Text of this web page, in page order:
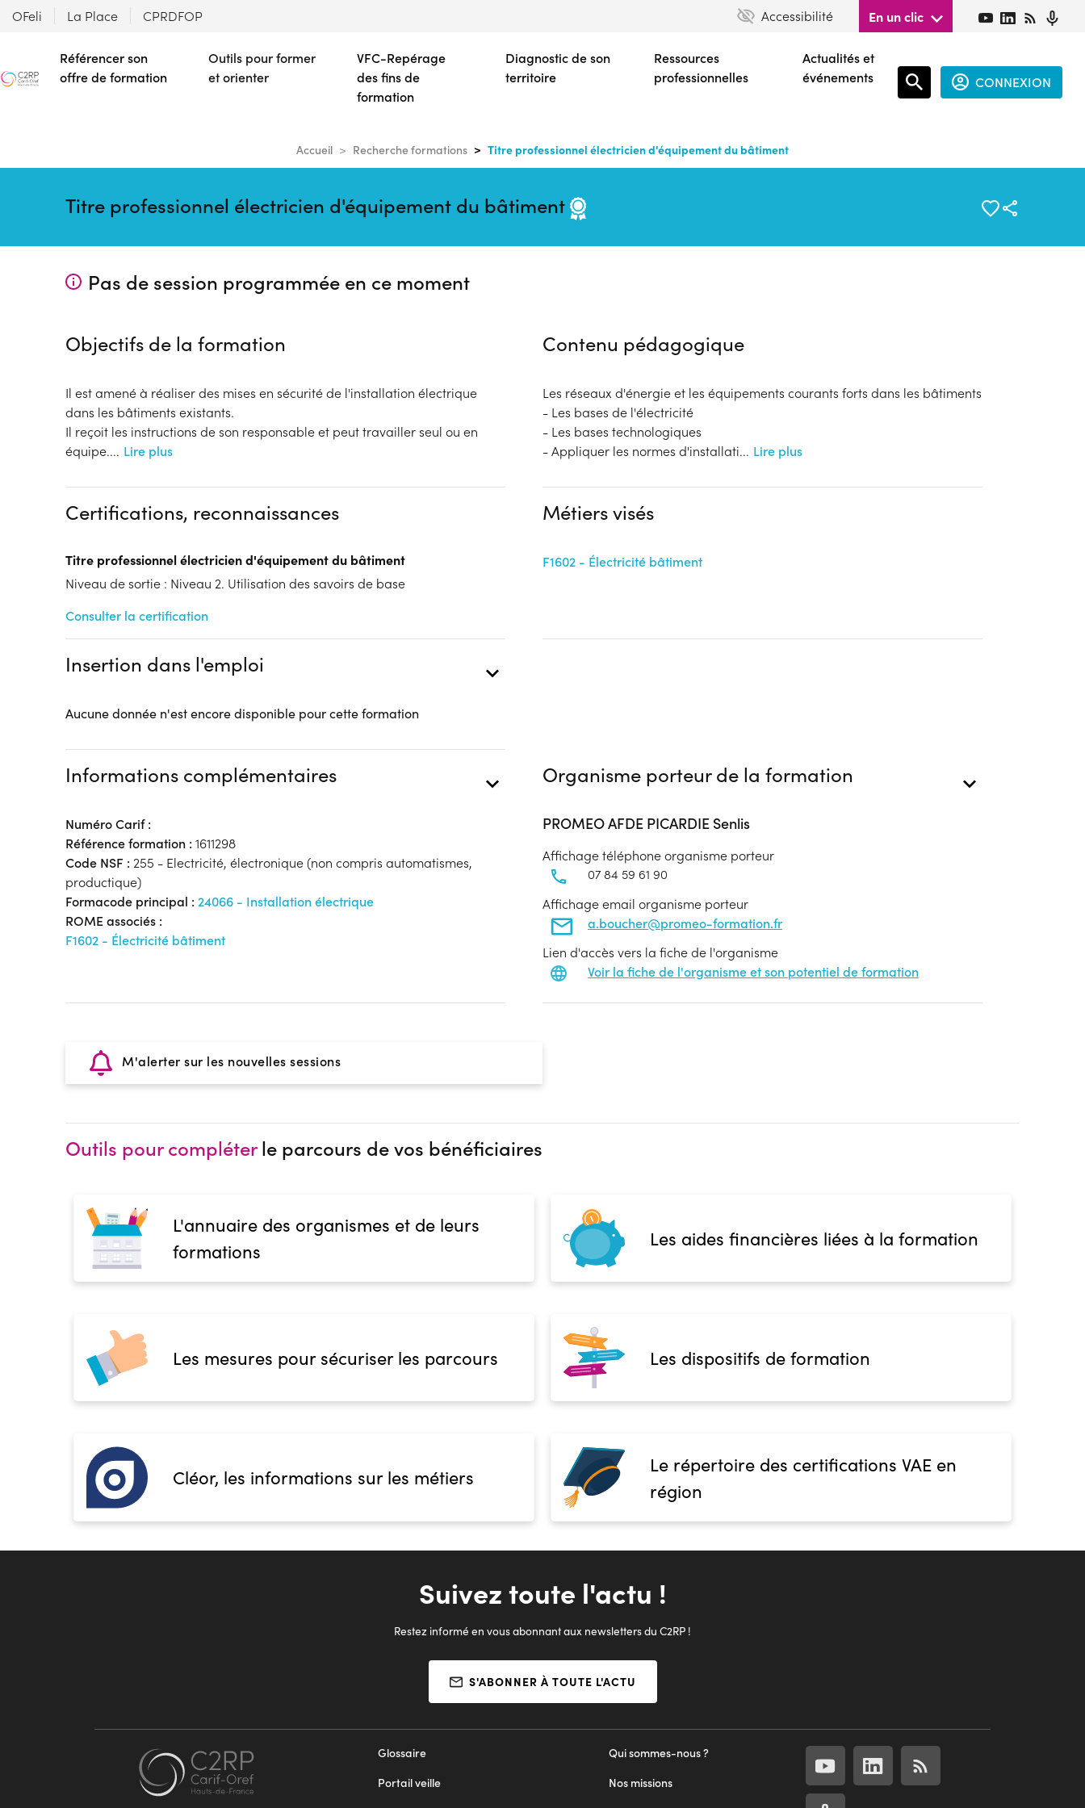
contenu
principal
OFeli La Place CPRDFOP Accessibilité En un clic
Référencer son
offre de formation
Outils pour former
et orienter
VFC-Repérage
des fins de
formation
Diagnostic de son
territoire
Ressources
professionnelles
Actualités et
événements
CONNEXION
Accueil Recherche formations Titre professionnel électricien d'équipement du bâtiment
Titre professionnel électricien d'équipement du bâtiment
Pas de session programmée en ce moment
Objectifs de la formation
Il est amené à réaliser des mises en sécurité de l'installation électrique
dans les bâtiments existants.
Il reçoit les instructions de son responsable et peut travailler seul ou en
équipe.... Lire plus
Contenu pédagogique
Les réseaux d'énergie et les équipements courants forts dans les bâtiments
- Les bases de l'électricité
- Les bases technologiques
- Appliquer les normes d'installati... Lire plus
Certifications, reconnaissances
Titre professionnel électricien d'équipement du bâtiment
Niveau de sortie : Niveau 2. Utilisation des savoirs de base
Consulter la certification
Métiers visés
F1602 - Électricité bâtiment
Insertion dans l'emploi
Aucune donnée n'est encore disponible pour cette formation
Informations complémentaires
Numéro Carif :
Référence formation : 1611298
Code NSF : 255 - Electricité, électronique (non compris automatismes,
productique)
Formacode principal : 24066 - Installation électrique
ROME associés :
F1602 - Électricité bâtiment
Organisme porteur de la formation
PROMEO AFDE PICARDIE Senlis
Affichage téléphone organisme porteur
07 84 59 61 90
Affichage email organisme porteur
a.boucher@promeo-formation.fr
Lien d'accès vers la fiche de l'organisme
Voir la fiche de l'organisme et son potentiel de formation
M'alerter sur les nouvelles sessions
Outils pour compléterle parcours de vos bénéficiaires
L'annuaire des organismes et de leurs
formations
Les aides financières liées à la formation
Les mesures pour sécuriser les parcours Les dispositifs de formation
Cléor, les informations sur les métiers
Le répertoire des certifications VAE en
région
Suivez toute l'actu !
Restez informé en vous abonnant aux newsletters du C2RP !
S'ABONNER À TOUTE L'ACTU
Qui sommes-nous ?
Nos missions
Glossaire
Portail veille